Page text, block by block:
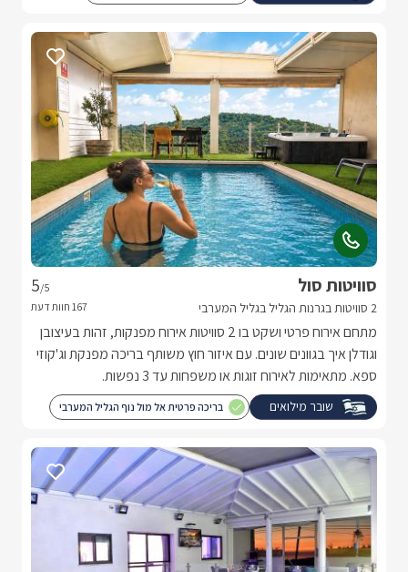
סוויטות סול
2 סוויטות בגרנות הגליל בגליל המערבי
5/5
מתחם אירוח פרטי ושקט בו 2 סוויטות אירוח מפנקות, זהות בעיצובן
וגודלן איך בגוונים שונים. עם איזור חוץ משותף בריכה מפנקת וג'קוזי
ספא. מתאימות לאירוח זוגות או משפחות עד 3 נפשות.
שובר מילואים בריכה פרטית אל מול נוף הגליל המערבי